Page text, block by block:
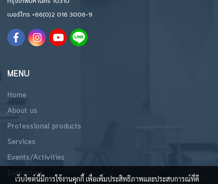
เบอร์โทร +66(0)2 016 3006-9
MENU
Home
About us
Professional products
Services
Events/Activities
Contact us
เว็บไซต์นี้มีการใช้งานคุกกี้ เพื่อเพิ่มประสิทธิภาพและประสบการณ์ที่ดี